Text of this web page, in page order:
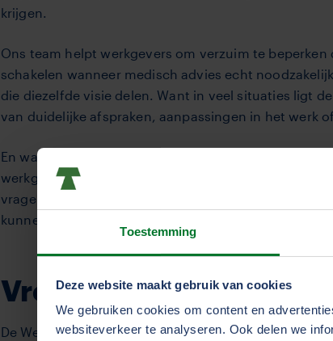
Toestemming
Deze website maakt gebruik van cookies
We gebruiken cookies om content en
websiteverkeer te analyseren. Ook delen we
krijgen.
Ons team helpt werkgevers om verzuim te
schakelen wanneer medisch advies echt
die diezelfde visie delen. Want in veel situaties ligt
van duidelijke afspraken, aanpassingen in het werk
En wanneer medische expertise wél nodig is,
werkgever onderhouden we alle contacten met
vragen richting de bedrijfsarts. Zo krijgen we
kunnen in het re-integratieproces. Op die manier is
Vroegtijdig signaleren
De Wet verbetering poortwachter vraagt om een